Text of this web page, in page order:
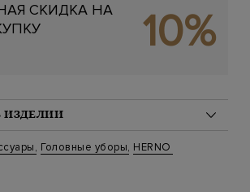
СКИДКА НА
10%
ИЗДЕЛИИ
лен 30%, полиэстер 20%, шелк 15%
, Головные уборы, HERNO